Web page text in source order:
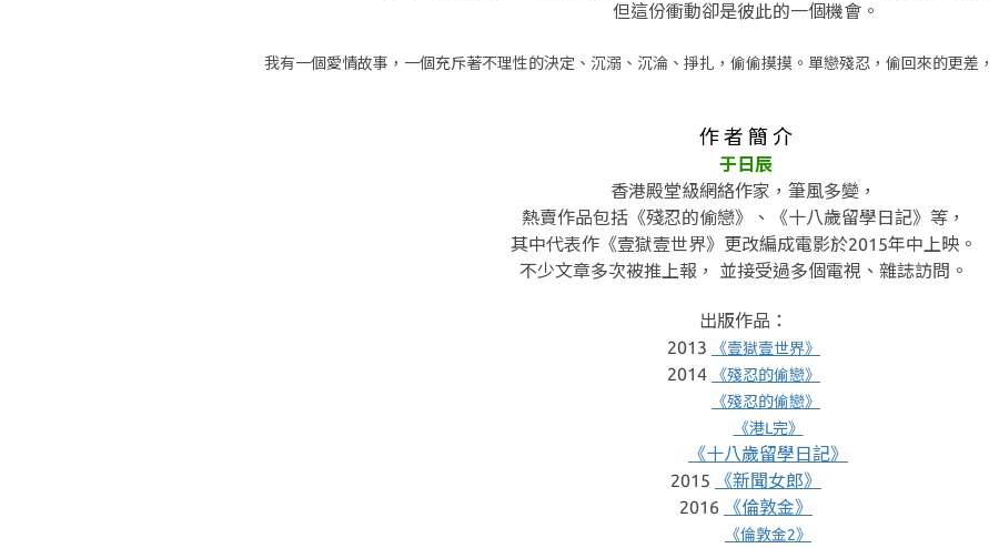
但這份衝動卻是彼此的一個機會。
我有一個愛情故事，一個充斥著不理性的決定、 沉溺、沉淪、掙扎，偷偷摸摸。 單戀殘忍，偷回來的更差，
作 者 簡 介
于日辰
香港殿堂級網絡作家，筆風多變，
熱賣作品包括《殘忍的偷戀》、《十八歲留學日記》等，
其中代表作《壹獄壹世界》更改編成電影於2015年中上映。
不少文章多次被推上報， 並接受過多個電視、雜誌訪問。
出版作品：
2013
《壹獄壹世界》
2014
《殘忍的偷戀》
《殘忍的偷戀》
《港L完》
《十八歲留學日記》
2015
《新聞女郎》
2016
《倫敦金》
《倫敦金2》